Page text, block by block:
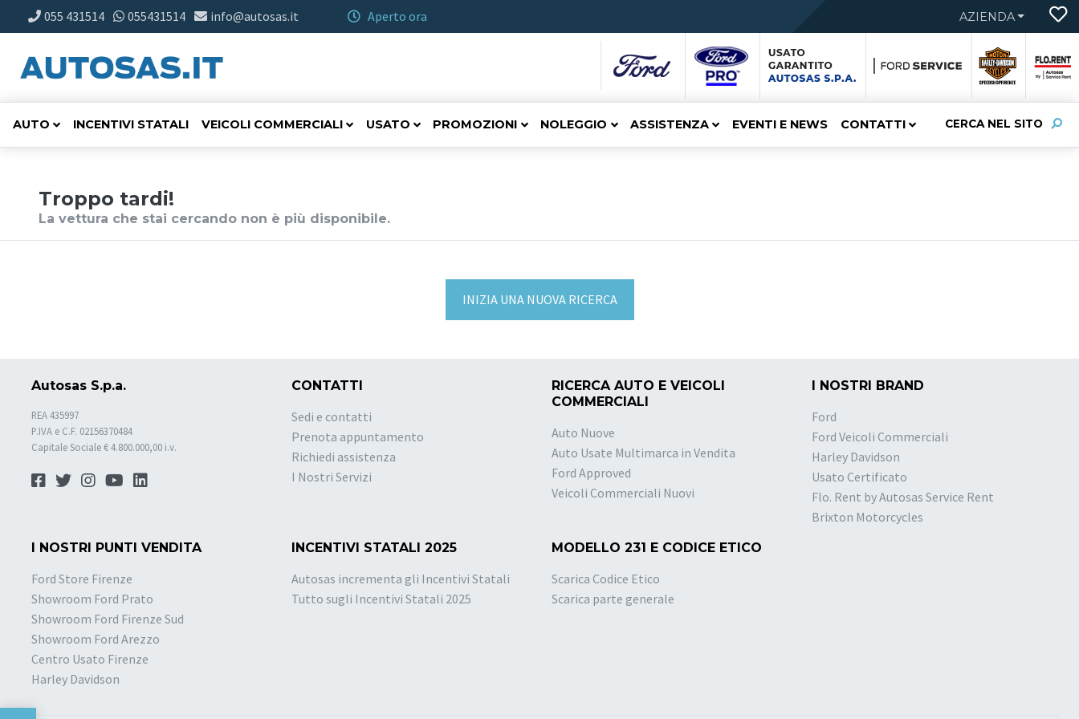
055 431514 055431514 info@autosas.it Aperto ora AZIENDA
CERCA NEL SITO
AUTO INCENTIVI STATALI VEICOLI COMMERCIALI USATO PROMOZIONI NOLEGGIO ASSISTENZA EVENTI E NEWS CONTATTI
Troppo tardi!
La vettura che stai cercando non è più disponibile.
INIZIA UNA NUOVA RICERCA
Autosas S.p.a.
REA 435997
P.IVA e C.F. 02156370484
Capitale Sociale € 4.800.000,00 i.v.
CONTATTI
Sedi e contatti
Prenota appuntamento
Richiedi assistenza
I Nostri Servizi
RICERCA AUTO E VEICOLI
COMMERCIALI
Auto Nuove
Auto Usate Multimarca in Vendita
Ford Approved
Veicoli Commerciali Nuovi
I NOSTRI BRAND
Ford
Ford Veicoli Commerciali
Harley Davidson
Usato Certificato
Flo. Rent by Autosas Service Rent
Brixton Motorcycles
I NOSTRI PUNTI VENDITA
Ford Store Firenze
Showroom Ford Prato
Showroom Ford Firenze Sud
Showroom Ford Arezzo
Centro Usato Firenze
Harley Davidson
INCENTIVI STATALI 2025
Autosas incrementa gli Incentivi Statali
Tutto sugli Incentivi Statali 2025
MODELLO 231 E CODICE ETICO
Scarica Codice Etico
Scarica parte generale